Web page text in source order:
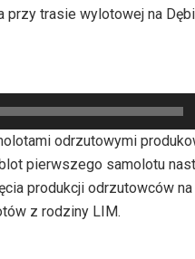
trasie wylotowej na
odrzutowymi
pierwszego samolotu
produkcji odrzutowców
z rodziny LIM.